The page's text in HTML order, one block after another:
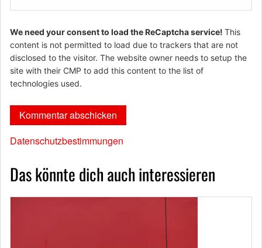
We need your consent to load the ReCaptcha service! This
content is not permitted to load due to trackers that are not
disclosed to the visitor. The website owner needs to setup the
site with their CMP to add this content to the list of
technologies used.
Datenschutzbestimmungen
Das könnte dich auch interessieren